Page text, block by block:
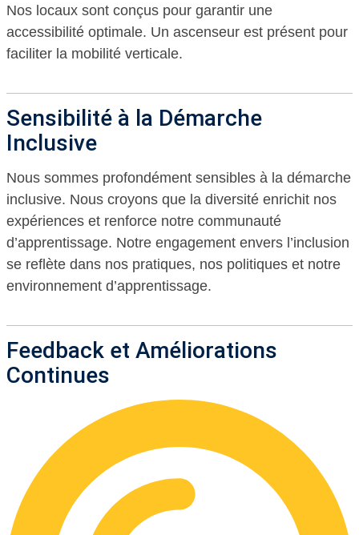
Nos locaux sont conçus pour garantir une
accessibilité optimale. Un ascenseur est présent pour
faciliter la mobilité verticale.
Sensibilité à la Démarche
Inclusive
Nous sommes profondément sensibles à la démarche
inclusive. Nous croyons que la diversité enrichit nos
expériences et renforce notre communauté
d’apprentissage. Notre engagement envers l’inclusion
se reflète dans nos pratiques, nos politiques et notre
environnement d’apprentissage.
Feedback et Améliorations
Continues